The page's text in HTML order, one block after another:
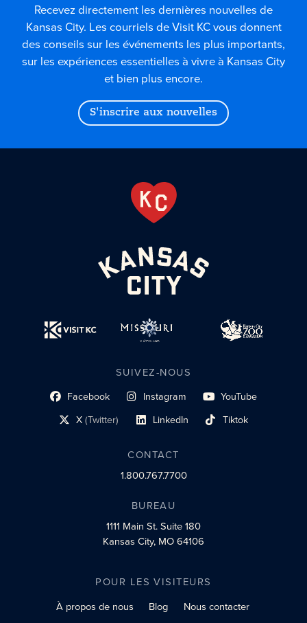
Recevez directement les dernières nouvelles de
Kansas City. Les courriels de Visit KC vous donnent
des conseils sur les événements les plus importants,
sur les expériences essentielles à vivre à Kansas City
et bien plus encore.
S'inscrire aux nouvelles
SUIVEZ-NOUS
Facebook
lien du profil social Instagram
lien vers le profil social YouTube
lien vers le profil social
X(Twitter)
lien vers le profil socialLinkedIn
lien vers le profil socialTiktok
lien vers le profil social
CONTACT
1.800.767.7700
BUREAU
1111 Main St.Suite 180
Kansas City, MO 64106
POUR LES VISITEURS
À propos de nous
Blog Nous contacter